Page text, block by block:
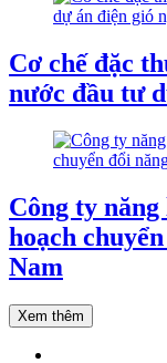
Cơ chế đặc
nước đầu tư
Công ty
hoạch
Nam
Xem thêm